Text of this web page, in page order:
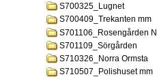
S700325_Lugnet
S700409_Trekanten mm
S701106_Rosengården N
S701109_Sörgården
S710326_Norra Ormsta
S710507_Polishuset mm